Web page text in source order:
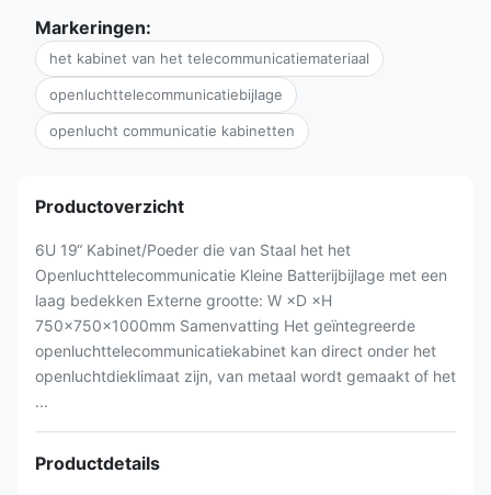
Markeringen:
het kabinet van het telecommunicatiemateriaal
openluchttelecommunicatiebijlage
openlucht communicatie kabinetten
Productoverzicht
6U 19“ Kabinet/Poeder die van Staal het het
Openluchttelecommunicatie Kleine Batterijbijlage met een
laag bedekken Externe grootte: W ×D ×H
750×750×1000mm Samenvatting Het geïntegreerde
openluchttelecommunicatiekabinet kan direct onder het
openluchtdieklimaat zijn, van metaal wordt gemaakt of het
...
Productdetails